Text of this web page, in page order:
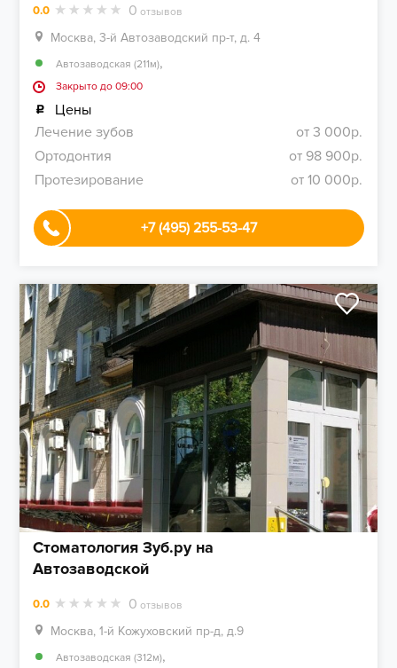
0.0 0 отзывов
Москва, 3-й Автозаводский пр-т, д. 4
Автозаводская (211м),
Закрыто до 09:00
Цены
Лечение зубов
от 3 000р.
Ортодонтия
от 98 900р.
Протезирование
от 10 000р.
+7 (495) 255-53-47
Стоматология Зуб.ру на
Автозаводской
0.0 0 отзывов
Москва, 1-й Кожуховский пр-д, д.9
Автозаводская (312м),